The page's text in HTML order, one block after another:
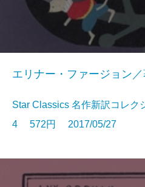
エリナー・ファージョン
Star Classics 名作新訳コレ
4 572円 2017/05/27